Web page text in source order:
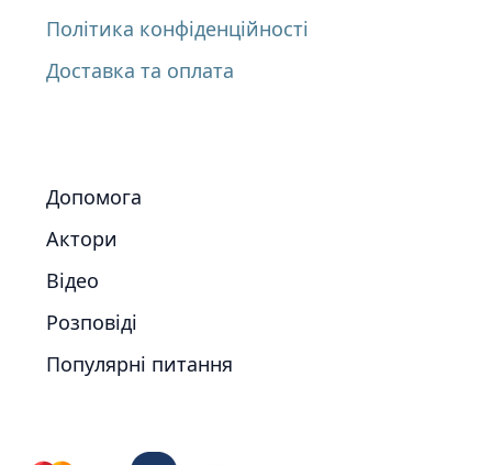
Політика конфіденційності
Доставка та оплата
Допомога
Актори
Відео
Розповіді
Популярні питання